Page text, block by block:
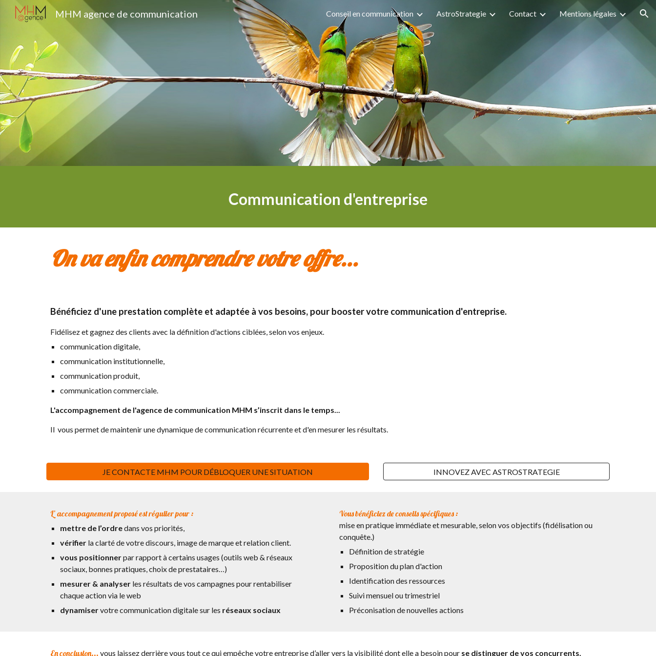
Skip to main content Skip to navigation
MHM agence de communication Conseil en communication AstroStrategie Contact Mentions légales
Communication d'entreprise
On va enfin comprendre votre offre...
Bénéficiez d'une prestation complète et adaptée à vos besoins, pour booster votre communication d'entreprise.
Fidélisez et gagnez des clients avec la définition d'actions ciblées, selon vos enjeux.
communication digitale,
communication institutionnelle,
communication produit,
communication commerciale.
L'accompagnement de l'agence de communication MHM s’inscrit dans le temps...
Il vous permet de maintenir une dynamique de communication récurrente et d'en mesurer les résultats.
JE CONTACTE MHM POUR DÉBLOQUER UNE SITUATION INNOVEZ AVEC ASTROSTRATEGIE
L’ accompagnement proposé est régulier pour :
mettre de l’ordredans vos priorités,
vérifier la clarté de votre discours, image de marque et relation client.
vous positionnerpar rapport à certains usages (outils web & réseaux
sociaux, bonnes pratiques, choix de prestataires…)
mesurer & analyserles résultats de vos campagnes pour rentabiliser
chaque action via le web
dynamiservotre communication digitale sur les réseaux sociaux
Vous bénéficiez de conseils spécifiques :
mise en pratique immédiate et mesurable, selon vos objectifs (fidélisation ou
conquête.)
Définition de stratégie
Proposition du plan d'action
Identification des ressources
Suivi mensuel ou trimestriel
Préconisation de nouvelles actions
En conclusion... vous laissez derrière vous tout ce qui empêche votre entreprise d’aller vers la visibilité dont elle a besoin pour se distinguer de vos concurrents.